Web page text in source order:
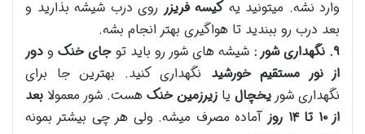
وارد نشه. میتونید یهکیسه فریزر روی درب شیشه بذارید و
بعد درب رو ببندید تا هواگیری بهتر انجام بشه.
۹.نگهداری شور : شیشه های شور رو باید توجای خنکو دور
از نور مستقیم خورشید نگهداری کنید. بهترین جا برای
نگهداری شور یخچال یا زیرزمین خنک هست. شور معمولا بعد
از۱۰ تا۱۴ روز آماده مصرف میشه. ولی هر چی بیشتر بمونه